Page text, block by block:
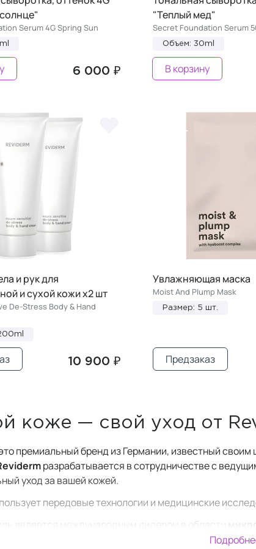
Serum 4G Spring Sun
6 000 ₽
"Теплый мед"
Secret Foundation Serum
Объем: 30ml
В корзину
и рук для
и сухой кожи x2 шт
De-Stress Body & Hand
10 900 ₽
Увлажняющая маска
Moist And Plump Mask
Размер: 5 шт.
Предзаказ
коже — свой уход от
премиальный бренд из Германии, известный
разрабатывается в сотрудничестве с
уход за вашей кожей.
передовые технологии и медицинские
является международным лидером в области
средства производятся с учетом последних